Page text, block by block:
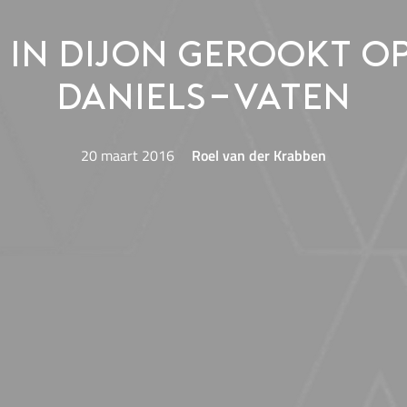
in Dijon gerookt
Daniels-vaten
20 maart 2016 Roel van der Krabben